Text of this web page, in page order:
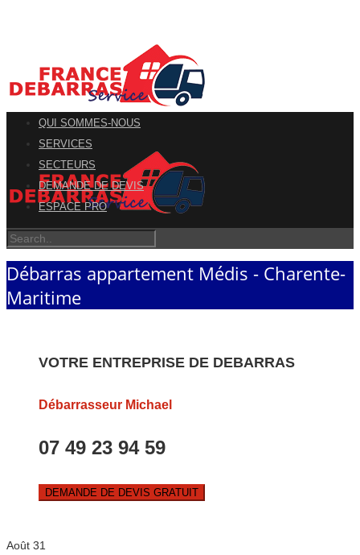
QUI SOMMES-NOUS
SERVICES
SECTEURS
DEMANDE DE DEVIS
ESPACE PRO
Débarras appartement Médis - Charente-
Maritime
VOTRE ENTREPRISE DE DEBARRAS
Débarrasseur Michael
07 49 23 94 59
DEMANDE DE DEVIS GRATUIT
Août 31